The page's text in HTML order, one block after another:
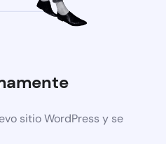
sitio WordPress y se